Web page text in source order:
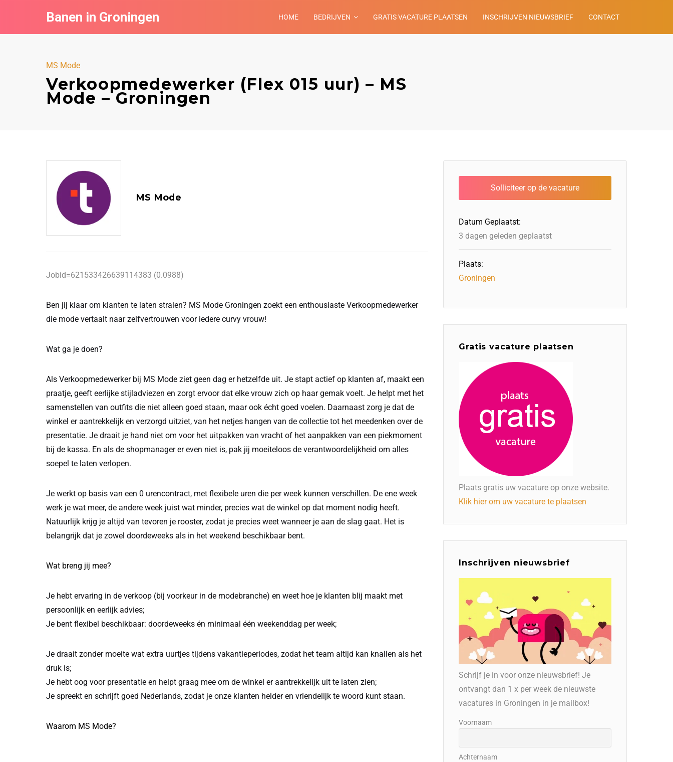
Banen in Groningen HOME BEDRIJVEN GRATIS VACATURE PLAATSEN INSCHRIJVEN NIEUWSBRIEF CONTACT
MS Mode
Verkoopmedewerker (Flex 015 uur) – MS
Mode – Groningen
MS Mode
Jobid=621533426639114383 (0.0988)
Ben jij klaar om klanten te laten stralen? MS Mode Groningen zoekt een enthousiaste Verkoopmedewerker
die mode vertaalt naar zelfvertrouwen voor iedere curvy vrouw!
Wat ga je doen?
Als Verkoopmedewerker bij MS Mode ziet geen dag er hetzelfde uit. Je stapt actief op klanten af, maakt een
praatje, geeft eerlijke stijladviezen en zorgt ervoor dat elke vrouw zich op haar gemak voelt. Je helpt met het
samenstellen van outfits die niet alleen goed staan, maar ook écht goed voelen. Daarnaast zorg je dat de
winkel er aantrekkelijk en verzorgd uitziet, van het netjes hangen van de collectie tot het meedenken over de
presentatie. Je draait je hand niet om voor het uitpakken van vracht of het aanpakken van een piekmoment
bij de kassa. En als de shopmanager er even niet is, pak jij moeiteloos de verantwoordelijkheid om alles
soepel te laten verlopen.
Je werkt op basis van een 0 urencontract, met flexibele uren die per week kunnen verschillen. De ene week
werk je wat meer, de andere week juist wat minder, precies wat de winkel op dat moment nodig heeft.
Natuurlijk krijg je altijd van tevoren je rooster, zodat je precies weet wanneer je aan de slag gaat. Het is
belangrijk dat je zowel doordeweeks als in het weekend beschikbaar bent.
Wat breng jij mee?
Je hebt ervaring in de verkoop (bij voorkeur in de modebranche) en weet hoe je klanten blij maakt met
persoonlijk en eerlijk advies;
Je bent flexibel beschikbaar: doordeweeks én minimaal één weekenddag per week;
Je draait zonder moeite wat extra uurtjes tijdens vakantieperiodes, zodat het team altijd kan knallen als het
druk is;
Je hebt oog voor presentatie en helpt graag mee om de winkel er aantrekkelijk uit te laten zien;
Je spreekt en schrijft goed Nederlands, zodat je onze klanten helder en vriendelijk te woord kunt staan.
Waarom MS Mode?
Datum Geplaatst:
3 dagen geleden geplaatst
Plaats:
Groningen
Gratis vacature plaatsen
Plaats gratis uw vacature op onze website.
Klik hier om uw vacature te plaatsen
Inschrijven nieuwsbrief
Schrijf je in voor onze nieuwsbrief! Je
ontvangt dan 1 x per week de nieuwste
vacatures in Groningen in je mailbox!
Voornaam
Achternaam